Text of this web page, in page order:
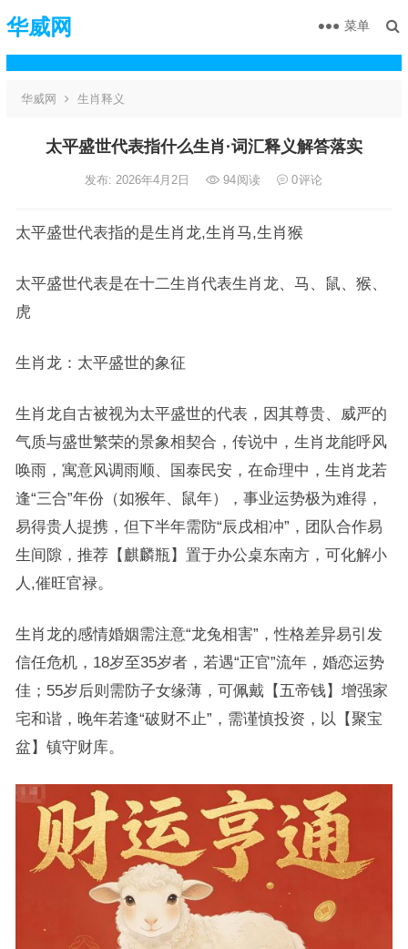
华威网 菜单
华威网 生肖释义
太平盛世代表指什么生肖·词汇释义解答落实
发布: 2026年4月2日 94阅读 0评论
太平盛世代表指的是生肖龙,生肖马,生肖猴
太平盛世代表是在十二生肖代表生肖龙、马、鼠、猴、
虎
生肖龙：太平盛世的象征
生肖龙自古被视为太平盛世的代表，因其尊贵、威严的
气质与盛世繁荣的景象相契合，传说中，生肖龙能呼风
唤雨，寓意风调雨顺、国泰民安，在命理中，生肖龙若
逢“三合”年份（如猴年、鼠年），事业运势极为难得，
易得贵人提携，但下半年需防“辰戌相冲”，团队合作易
生间隙，推荐【麒麟瓶】置于办公桌东南方，可化解小
人,催旺官禄。
生肖龙的感情婚姻需注意“龙兔相害”，性格差异易引发
信任危机，18岁至35岁者，若遇“正官”流年，婚恋运势
佳；55岁后则需防子女缘薄，可佩戴【五帝钱】增强家
宅和谐，晚年若逢“破财不止”，需谨慎投资，以【聚宝
盆】镇守财库。